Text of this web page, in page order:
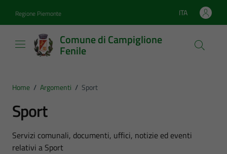
Regione Piemonte Lingua attiva:
ITA
Comune di Campiglione
Fenile
Home / Argomenti / Sport
Sport
Dettagli dell'argomento
Servizi comunali, documenti, uffici, notizie ed eventi
relativi a Sport